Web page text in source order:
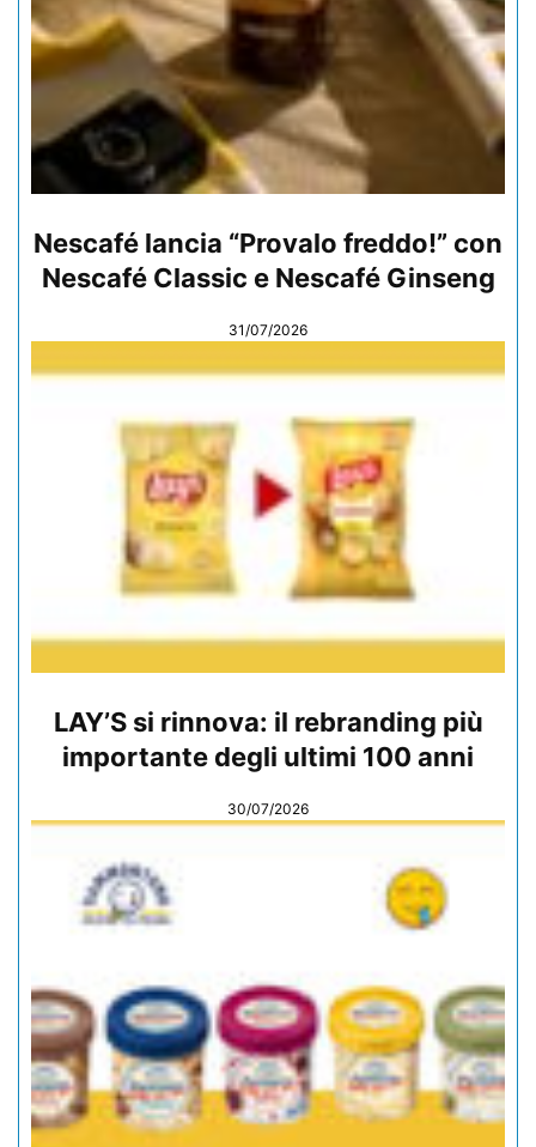
Nescafé lancia “Provalo freddo!” con
Nescafé Classic e Nescafé Ginseng
31/07/2026
LAY’S si rinnova: il rebranding più
importante degli ultimi 100 anni
30/07/2026